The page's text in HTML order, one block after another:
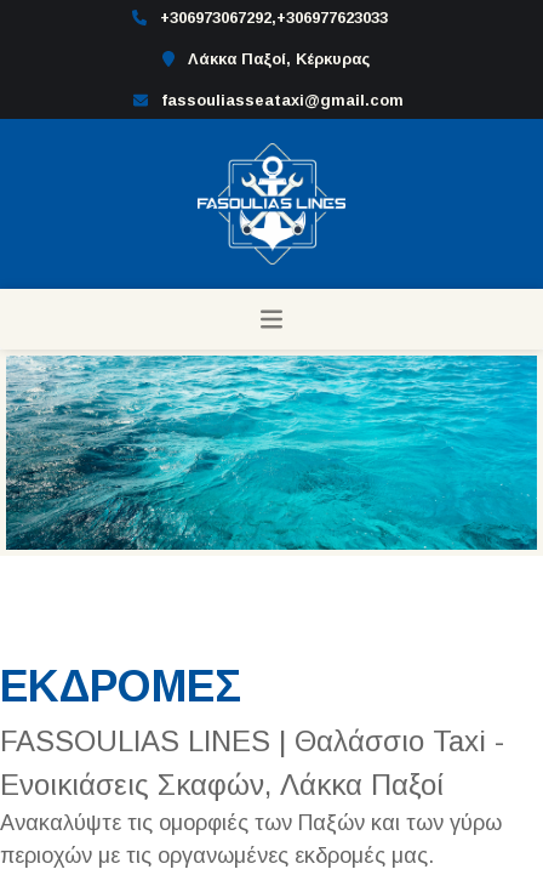
+306973067292,+306977623033
Λάκκα Παξοί, Κέρκυρας
fassouliasseataxi@gmail.com
ΕΚΔΡΟΜΕΣ
FASSOULIAS LINES | Θαλάσσιο Taxi -
Ενοικιάσεις Σκαφών, Λάκκα Παξοί
Ανακαλύψτε τις ομορφιές των Παξών και των γύρω
περιοχών με τις οργανωμένες εκδρομές μας.